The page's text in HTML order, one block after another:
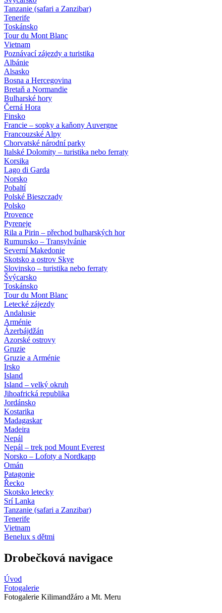
Tanzanie (safari a Zanzibar)
Tenerife
Toskánsko
Tour du Mont Blanc
Vietnam
Poznávací zájezdy a turistika
Albánie
Alsasko
Bosna a Hercegovina
Bretaň a Normandie
Bulharské hory
Černá Hora
Finsko
Francie – sopky a kaňony Auvergne
Francouzské Alpy
Chorvatské národní parky
Italské Dolomity – turistika nebo ferraty
Korsika
Lago di Garda
Norsko
Pobaltí
Polské Bieszczady
Polsko
Provence
Pyreneje
Rila a Pirin – přechod bulharských hor
Rumunsko – Transylvánie
Severní Makedonie
Skotsko a ostrov Skye
Slovinsko – turistika nebo ferraty
Švýcarsko
Toskánsko
Tour du Mont Blanc
Letecké zájezdy
Andalusie
Arménie
Ázerbájdžán
Azorské ostrovy
Gruzie
Gruzie a Arménie
Irsko
Island
Island – velký okruh
Jihoafrická republika
Jordánsko
Kostarika
Madagaskar
Madeira
Nepál
Nepál – trek pod Mount Everest
Norsko – Lofoty a Nordkapp
Omán
Patagonie
Řecko
Skotsko letecky
Srí Lanka
Tanzanie (safari a Zanzibar)
Tenerife
Vietnam
Benelux s dětmi
Drobečková navigace
Úvod
Fotogalerie
Fotogalerie Kilimandžáro a Mt. Meru